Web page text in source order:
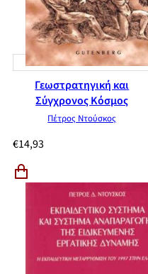
Γεωστρατηγική και
Σύγχρονος Κόσμος
Πέτρος Ντούσκος
€14,93